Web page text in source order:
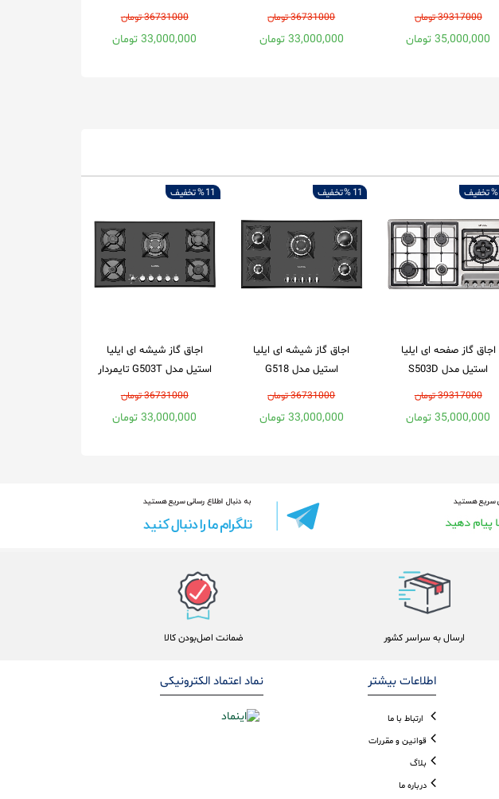
36731000 تومان
33,000,000 تومان
36731000 تومان
33,000,000 تومان
39317000 تومان
35,000,000 تومان
11 % تخفیف
اجاق گاز شیشه ای ایلیا
استیل مدل G503T تایمردار
36731000 تومان
33,000,000 تومان
11 % تخفیف
اجاق گاز شیشه ای ایلیا
استیل مدل G518
36731000 تومان
33,000,000 تومان
تخفیف
اجاق گاز صفحه ای ایلیا
استیل مدل S503D
39317000 تومان
35,000,000 تومان
ضمانت اصل‌بودن کالا ارسال به سراسر کشور
نماد اعتماد الکترونیکی اطلاعات بیشتر
ارتباط با ما
قوانین و مقررات
بلاگ
درباره ما